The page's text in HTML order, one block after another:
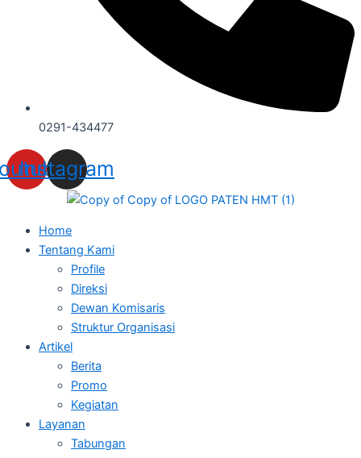
0291-434477
Instagram
Home
Tentang Kami
Profile
Direksi
Dewan Komisaris
Struktur Organisasi
Artikel
Berita
Promo
Kegiatan
Layanan
Tabungan